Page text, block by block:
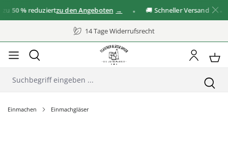
50 % reduziertzu den Angeboten 🚚 Schneller Versand
14 Tage Widerrufsrecht
Einmachen Einmachgläser